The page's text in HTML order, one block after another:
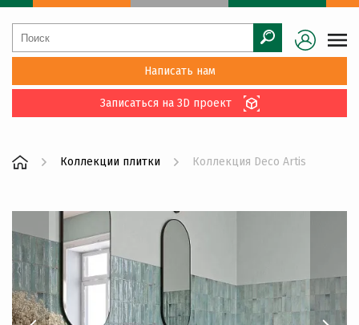
Написать нам
Записаться на 3D проект
Коллекции плитки Коллекция Deco Artis